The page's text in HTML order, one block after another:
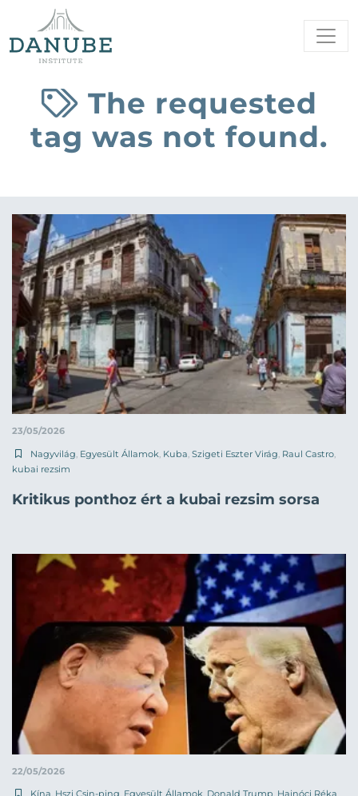
The requested
tag was not found.
23/05/2026
Nagyvilág Egyesült Államok Kuba Szigeti Eszter Virág Raul Castro
kubai rezsim
Kritikus ponthoz ért a kubai rezsim sorsa
22/05/2026
Kína Hszi Csin-ping Egyesült Államok Donald Trump Hajnóci Réka